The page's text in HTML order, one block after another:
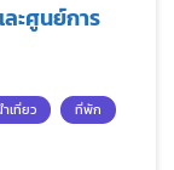
ะศูนย์การ
เที่ยว
ที่พัก